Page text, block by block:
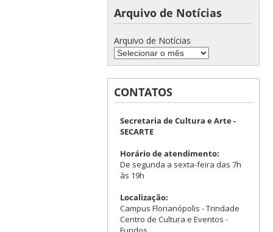
Arquivo de Notícias
Arquivo de Notícias
CONTATOS
Secretaria de Cultura e Arte -
SECARTE
Horário de atendimento:
De segunda a sexta-feira das 7h
às 19h
Localização:
Campus Florianópolis - Trindade
Centro de Cultura e Eventos -